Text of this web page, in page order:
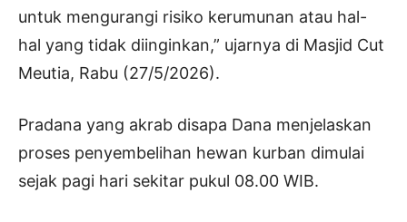
untuk mengurangi risiko kerumunan atau hal-
hal yang tidak diinginkan,” ujarnya di Masjid Cut
Meutia, Rabu (27/5/2026).
Pradana yang akrab disapa Dana menjelaskan
proses penyembelihan hewan kurban dimulai
sejak pagi hari sekitar pukul 08.00 WIB.